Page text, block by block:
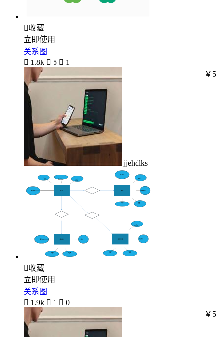
收藏
立即使用
关系图
 1.8k  5  1
jjehdlks
￥5
收藏
立即使用
关系图
 1.9k  1  0
￥5